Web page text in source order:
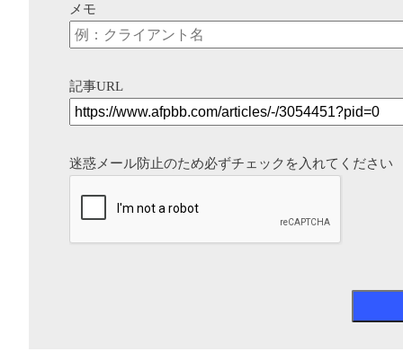
メモ
記事URL
迷惑メール防止のため必ずチェックを入れてください